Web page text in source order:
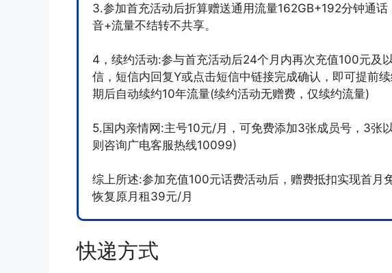
3.参加首充活动后折算赠送通用流量162GB+192分钟通
音+流量不结转不共享。
4，续约活动:参与首充活动后24个月内再次充值100元及
信，短信内回复Y或点击短信中链接完成确认，即可提前
期后自动续约10年流量(续约活动无赠费，仅续约流量)
5.国内亲情网:主号10元/月，可免费添加3张成员号，3张
则咨询广电客服热线10099)
综上所述:参加充值100元话费活动后，赠费抵扣实现首
恢复原月租39元/月
快递方式